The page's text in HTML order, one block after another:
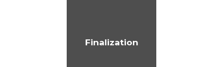
Finalization